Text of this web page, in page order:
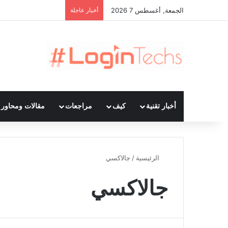
الجمعة, أغسطس 7 2026 أخبار عاجلة
أخبار تقنية كيف مراجعات مقالات ومحاور
الرئيسية / جالاكسي
جالاكسي